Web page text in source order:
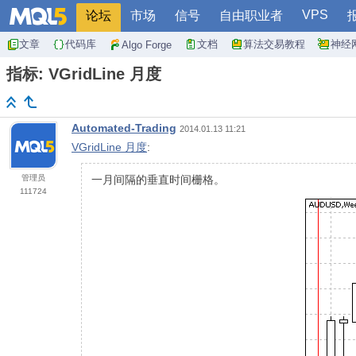
论坛 市场 信号 自由职业者 VPS
文章 代码库 Algo Forge 文档 算法交易教程 神经
指标: VGridLine 月度
管理员
111724
Automated-Trading 2014.01.13 11:21
VGridLine 月度:
一月间隔的垂直时间栅格。